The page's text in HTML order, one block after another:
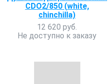
CDO2/850 (white,
chinchilla)
12 620 руб.
Не доступно к заказу